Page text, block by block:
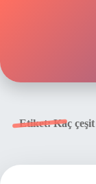
Etiket:Kaç